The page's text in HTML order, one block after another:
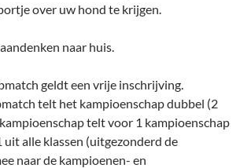
over uw hond te krijgen.
naar huis.
geldt een vrije inschrijving.
telt het kampioenschap dubbel (2
telt voor 1 kampioenschap
uit alle klassen (uitgezonderd de
naar de kampioenen- en